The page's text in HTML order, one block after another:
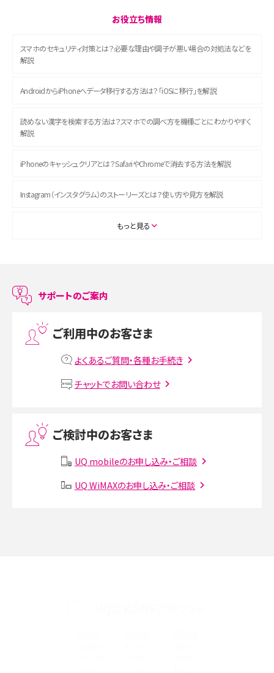
お役立ち情報
スマホのセキュリティ対策とは？必要な理由や調子が悪い場合の対処法などを
解説
AndroidからiPhoneへデータ移行する方法は？「iOSに移行」を解説
読めない漢字を検索する方法は？スマホでの調べ方を機種ごとにわかりやすく
解説
iPhoneのキャッシュクリアとは？SafariやChromeで消去する方法を解説
Instagram（インスタグラム）のストーリーズとは？使い方や見方を解説
ASMRとは？初心者向けの代表ジャンルや楽しみ方を解説
LINEで友だちを削除する方法は？方法ごとの影響や復活・復元する方法も解説
MNOとは？MVNOやMVNEとの違いやメリット・デメリットを解説
VPN接続とは？仕組みや必要性、メリット・デメリット、接続方法を解説
Instagram（インスタグラム）でスクショするとバレる？バレるケースや撮り方も解
SMSとは？料金やできること、注意点や届かない時の対処法を解説
もっと見る
サポートのご案内
ご利用中のお客さま
よくあるご質問・各種お手続き
チャットでお問い合わせ
ご検討中のお客さま
UQ mobileのお申し込み・ご相談
UQ WiMAXのお申し込み・ご相談